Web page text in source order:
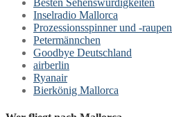
Inselradio Mallorca
Prozessionsspinner und -raupen
Petermännchen
Goodbye Deutschland
airberlin
Ryanair
Bierkönig Mallorca